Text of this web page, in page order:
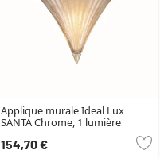
Applique murale Ideal Lux
SANTA Chrome, 1 lumière
154,70 €